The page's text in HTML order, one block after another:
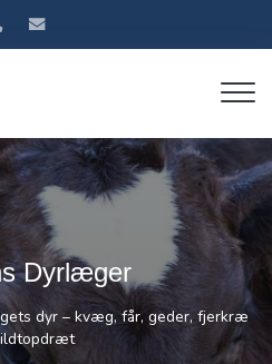
stærke besætninger
fra sundhedsrådgivning til daglige
udfordringer.